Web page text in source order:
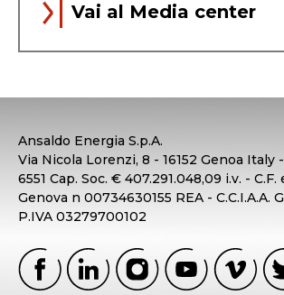
Vai al Media center
Ansaldo Energia S.p.A.
Via Nicola Lorenzi, 8 - 16152 Genoa Italy
6551 Cap. Soc. € 407.291.048,09 i.v. -
Genova n 00734630155 REA - C.C.I.A.A.
P.IVA 03279700102